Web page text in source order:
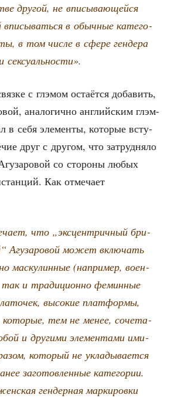
дру­гой, не впи­сы­ва­ю­щей­ся
в обыч­ные кате­го­
в том чис­ле в сфе­ре ген­де­ра
и сексуальности».
с глэмом оста­ёт­ся доба­вить,
ана­ло­гич­но англий­ским глэм-
в себя эле­мен­ты, кото­рые всту­
друг с дру­гом, что затруд­ня­ло
со сто­ро­ны любых
Как отме­ча­ет
что „экс­цен­трич­ный бри­
Агу­за­ро­вой может вклю­чать
мас­ку­лин­ные (напри­мер, воен­
и тра­ди­ци­он­но фемин­ные
высо­кие плат­фор­мы,
тем не менее, соче­та­
и дру­ги­ми эле­мен­та­ми ими­
кото­рый не укла­ды­ва­ет­ся
заго­тов­лен­ные кате­го­рии.
ген­дер­ная мар­ки­ров­ки